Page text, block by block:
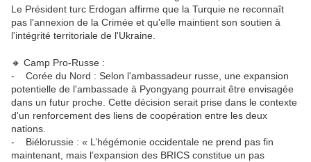
Le Président turc Erdogan affirme que la Turquie ne reconnaît
pas l'annexion de la Crimée et qu'elle maintient son soutien à
l'intégrité territoriale de l'Ukraine.
🔸 Camp Pro-Russe :
- Corée du Nord : Selon l'ambassadeur russe, une expansion
potentielle de l'ambassade à Pyongyang pourrait être envisagée
dans un futur proche. Cette décision serait prise dans le contexte
d'un renforcement des liens de coopération entre les deux
nations.
- Biélorussie : « L’hégémonie occidentale ne prend pas fin
maintenant, mais l’expansion des BRICS constitue un pas